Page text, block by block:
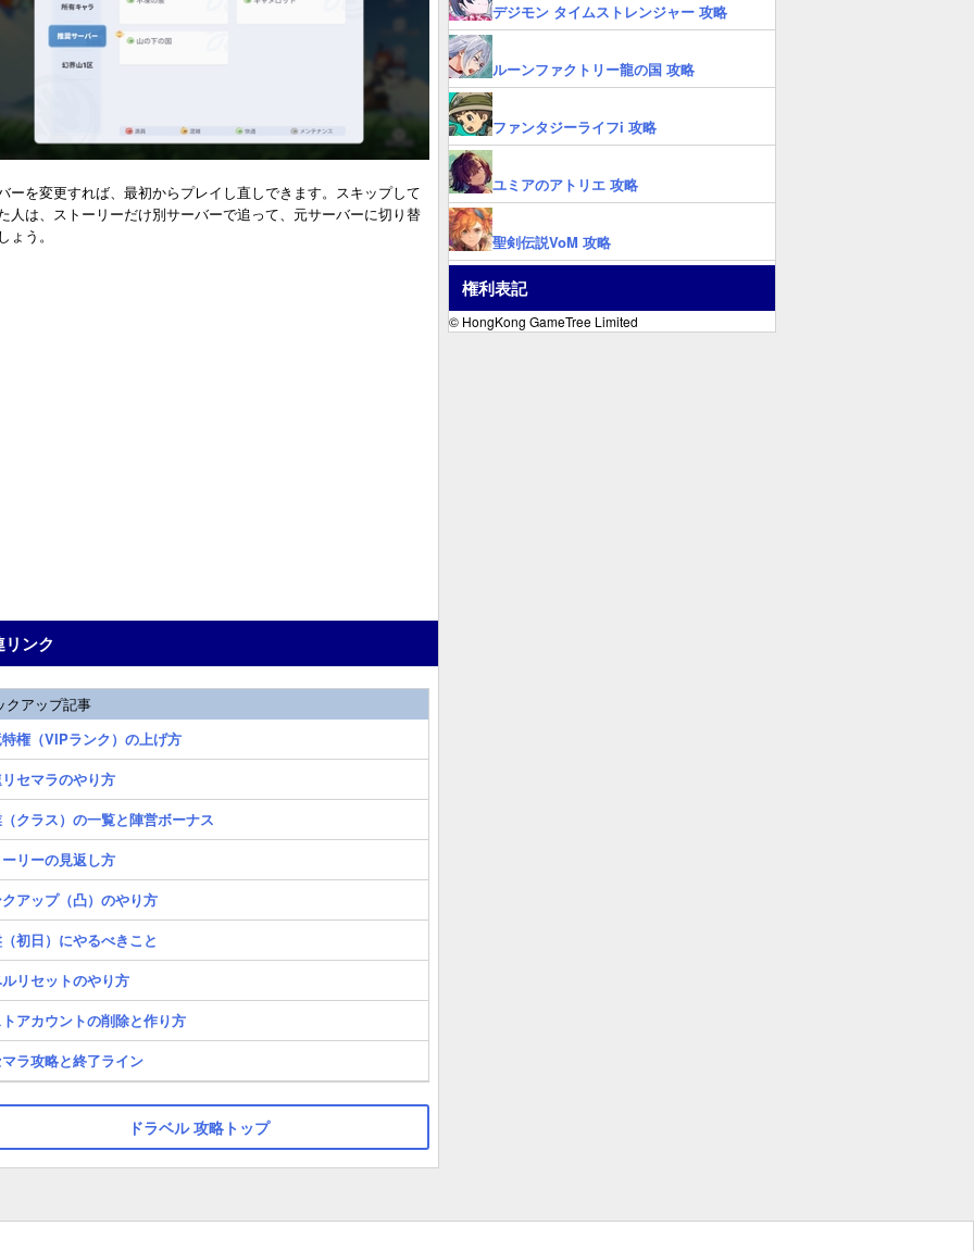
ーを変更すれば、最初からプレイし直しできます。スキップして
人は、ストーリーだけ別サーバーで追って、元サーバーに切り替
ょう。
リンク
クアップ記事
権（VIPランク）の上げ方
セマラのやり方
クラス）の一覧と陣営ボーナス
リーの見返し方
アップ（凸）のやり方
初日）にやるべきこと
リセットのやり方
アカウントの削除と作り方
ラ攻略と終了ライン
ドラベル 攻略トップ
デジモン タイムストレンジャー 攻略
ルーンファクトリー龍の国 攻略
ファンタジーライフi 攻略
ユミアのアトリエ 攻略
聖剣伝説VoM 攻略
権利表記
© HongKong GameTree Limited